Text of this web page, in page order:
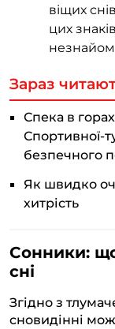
віщих
цих
Зараз
Спека в
Спортивної-
безпечного
Як швидко
хитрість
Сонники:
сні
Згідно з
сновидінні